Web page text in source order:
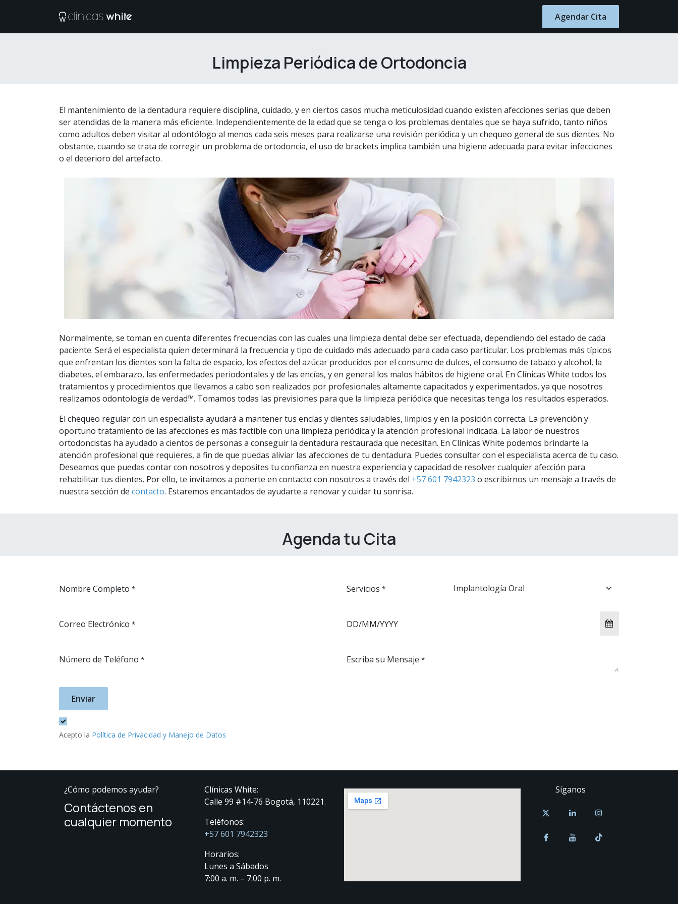
Agendar Cita
Limpieza Periódica de Ortodoncia
El mantenimiento de la dentadura requiere disciplina, cuidado, y en ciertos casos mucha meticulosidad cuando existen afecciones serias que deben
ser atendidas de la manera más eficiente. Independientemente de la edad que se tenga o los problemas dentales que se haya sufrido, tanto niños
como adultos deben visitar al odontólogo al menos cada seis meses para realizarse una revisión periódica y un chequeo general de sus dientes. No
obstante, cuando se trata de corregir un problema de ortodoncia, el uso de brackets implica también una higiene adecuada para evitar infecciones
o el deterioro del artefacto.
Normalmente, se toman en cuenta diferentes frecuencias con las cuales una limpieza dental debe ser efectuada, dependiendo del estado de cada
paciente. Será el especialista quien determinará la frecuencia y tipo de cuidado más adecuado para cada caso particular. Los problemas más típicos
que enfrentan los dientes son la falta de espacio, los efectos del azúcar producidos por el consumo de dulces, el consumo de tabaco y alcohol, la
diabetes, el embarazo, las enfermedades periodontales y de las encías, y en general los malos hábitos de higiene oral. En Clínicas White todos los
tratamientos y procedimientos que llevamos a cabo son realizados por profesionales altamente capacitados y experimentados, ya que nosotros
realizamos odontología de verdad™. Tomamos todas las previsiones para que la limpieza periódica que necesitas tenga los resultados esperados.
El chequeo regular con un especialista ayudará a mantener tus encías y dientes saludables, limpios y en la posición correcta. La prevención y
oportuno tratamiento de las afecciones es más factible con una limpieza periódica y la atención profesional indicada. La labor de nuestros
ortodoncistas ha ayudado a cientos de personas a conseguir la dentadura restaurada que necesitan. En Clínicas White podemos brindarte la
atención profesional que requieres, a fin de que puedas aliviar las afecciones de tu dentadura. Puedes consultar con el especialista acerca de tu caso.
Deseamos que puedas contar con nosotros y deposites tu confianza en nuestra experiencia y capacidad de resolver cualquier afección para
rehabilitar tus dientes. Por ello, te invitamos a ponerte en contacto con nosotros a través del +57 601 7942323 o escribirnos un mensaje a través de
nuestra sección de contacto. Estaremos encantados de ayudarte a renovar y cuidar tu sonrisa.
Agenda tu Cita
Nombre Completo * Servicios *
Correo Electrónico * DD/MM/YYYY
Número de Teléfono * Escriba su Mensaje *
Enviar
Acepto la Política de Privacidad y Manejo de Datos
¿Cómo podemos ayudar?
Contáctenos en
cualquier momento
Clínicas White:
Calle 99 #14-76 Bogotá, 110221.
Teléfonos:
+57 601 7942323
Horarios:
Lunes a Sábados
7:00 a. m. – 7:00 p. m.
Síganos